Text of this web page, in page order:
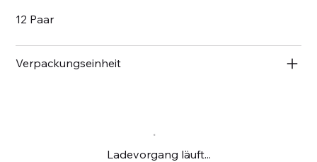
12 Paar
Verpackungseinheit
Ladevorgang läuft...